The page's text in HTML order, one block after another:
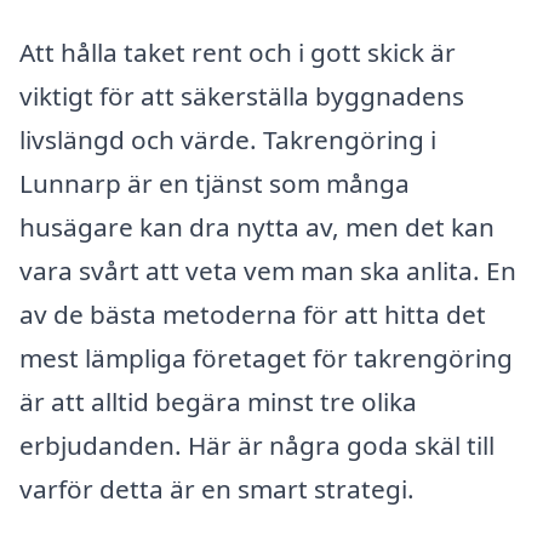
Att hålla taket rent och i gott skick är
viktigt för att säkerställa byggnadens
livslängd och värde. Takrengöring i
Lunnarp är en tjänst som många
husägare kan dra nytta av, men det kan
vara svårt att veta vem man ska anlita. En
av de bästa metoderna för att hitta det
mest lämpliga företaget för takrengöring
är att alltid begära minst tre olika
erbjudanden. Här är några goda skäl till
varför detta är en smart strategi.